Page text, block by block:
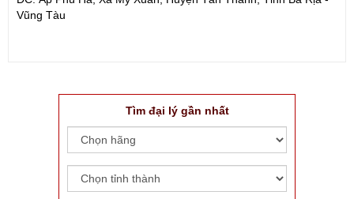
Vũng Tàu
Tìm đại lý gần nhất